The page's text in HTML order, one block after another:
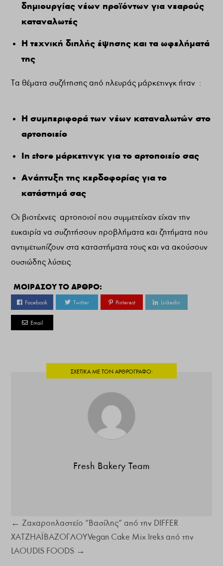
δημιουργίας νέων προϊόντων για νεαρούς
καταναλωτές
Η τεχνική διπλής έψησης και τα ωφελήματά
της
Τα θέματα συζήτησης από πλευράς μάρκετινγκ ήταν :
Η συμπεριφορά των νέων καταναλωτών στο
αρτοποιείο
In storeμάρκετινγκ για το αρτοποιείο σας
Ανάπτυξη της κερδοφορίας για το
κατάστημά σας
Οι βιοτέχνες αρτοποιοί που συμμετείχαν είχαν την
ευκαιρία να συζητήσουν προβλήματα και ζητήματα που
αντιμετωπίζουν στα καταστήματα τους και να ακούσουν
ουσιώδης λύσεις.
ΜΟΙΡΑΣΟΥ ΤΟ ΑΡΘΡΟ:
Facebook Twitter Pinterest Linkedin
Email
Fresh Bakery Team
← Ζαχαροπλαστείο “Βασίλης” από την DIFFER
ΧΑΤΖΗΑΪΒΑΖΟΓΛΟΥVegan Cake Mix Ireks από την
LAOUDIS FOODS →